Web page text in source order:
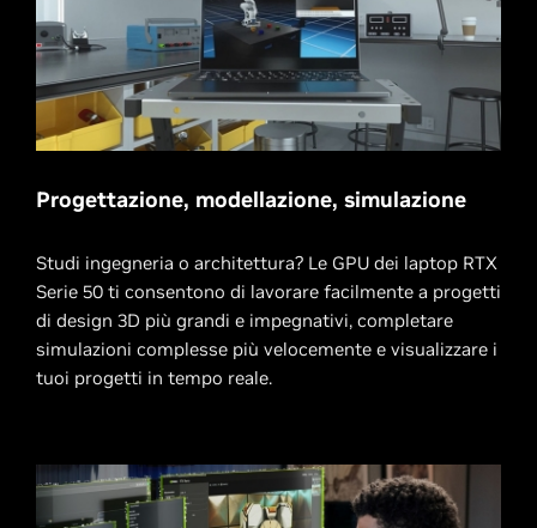
Progettazione, modellazione, simulazione
Studi ingegneria o architettura? Le GPU dei laptop RTX
Serie 50 ti consentono di lavorare facilmente a progetti
di design 3D più grandi e impegnativi, completare
simulazioni complesse più velocemente e visualizzare i
tuoi progetti in tempo reale.